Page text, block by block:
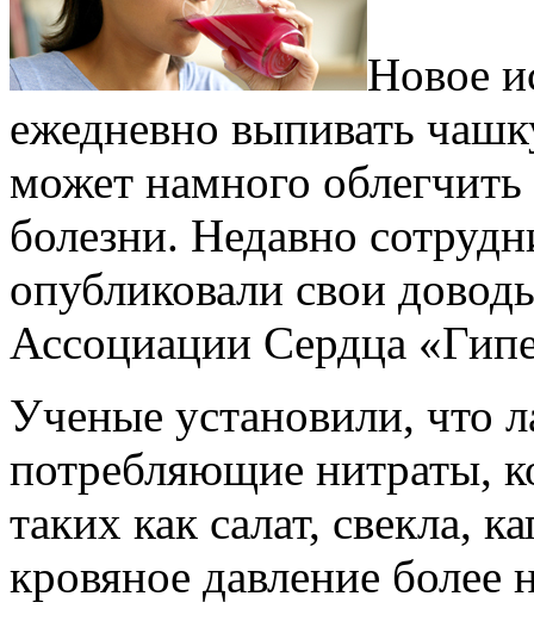
Новое
ежедневно выпивать
может намного
болезни. Недавно
опубликовали свои
Ассоциации Сердца
Ученые установили, что
потребляющие нитраты,
таких как салат, свекла,
кровяное давление более